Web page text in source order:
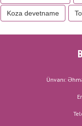
Koza devetname
Ünvanı: